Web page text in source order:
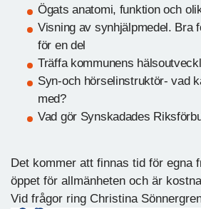
Ögats anatomi, funktion och
Visning av synhjälpmedel. Bra
för en del
Träffa kommunens
Syn-och hörselinstruktör- vad
med?
Vad gör Synskadades
Det kommer att finnas tid för egna
öppet för allmänheten och är
Vid frågor ring Christina